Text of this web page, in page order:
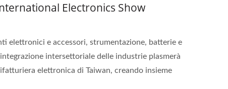
Electronics Show
elettronici e accessori, strumentazione, batterie e
intersettoriale delle industrie plasmerà
elettronica di Taiwan, creando insieme